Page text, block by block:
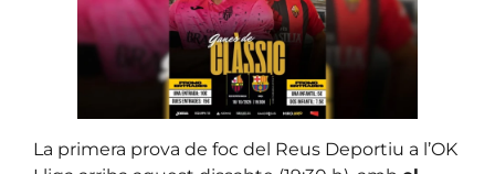
La primera prova de foc del Reus Deportiu a l’OK